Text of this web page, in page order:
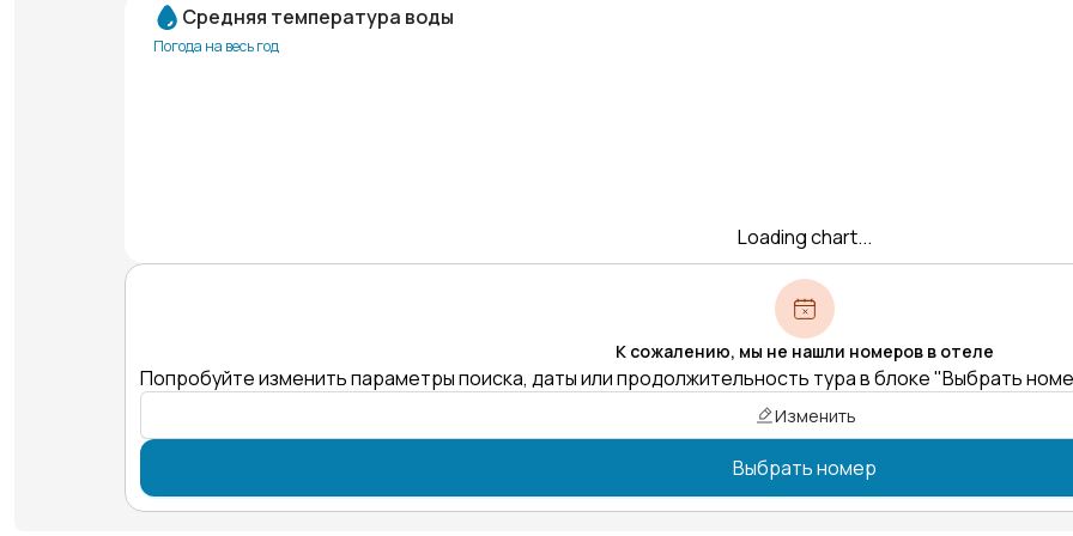
Средняя температура воды
Погода на весь год
Loading chart...
К сожалению, мы не нашли номеров в отеле
Попробуйте изменить параметры поиска, даты или продолжительность тура в блоке "Выбрать
Изменить
Выбрать номер